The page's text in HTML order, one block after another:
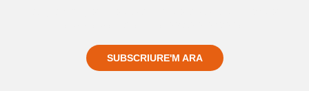
SUBSCRIURE'M ARA